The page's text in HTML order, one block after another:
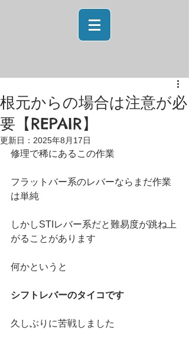
根元からの場合は注意が必
要【REPAIR】
更新日： 2025年8月17日
修理で稀にあるこの作業
フラットバー系のレバーならまだ作業
は単純
しかしSTIレバー系だと難易度が跳ね上
がることがあります
何かというと
シフトレバーのタイコです
久しぶりに苦戦しました